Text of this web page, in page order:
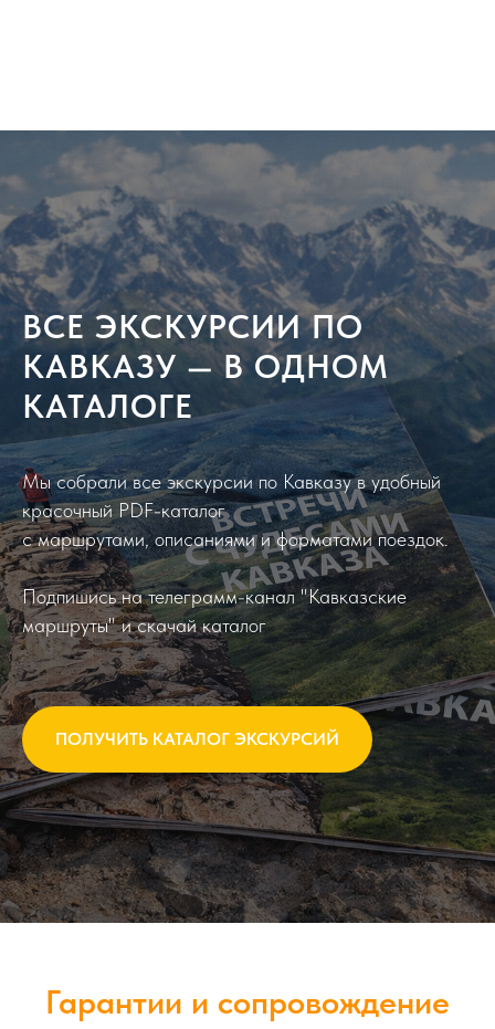
ВСЕ ЭКСКУРСИИ ПО
КАВКАЗУ — В ОДНОМ
КАТАЛОГЕ
Мы собрали все экскурсии по Кавказу в удобный
красочный PDF-каталог
с маршрутами, описаниями и форматами поездок.
Подпишись на телеграмм-канал "Кавказские
маршруты" и скачай каталог
ПОЛУЧИТЬ КАТАЛОГ ЭКСКУРСИЙ
Гарантии и сопровождение